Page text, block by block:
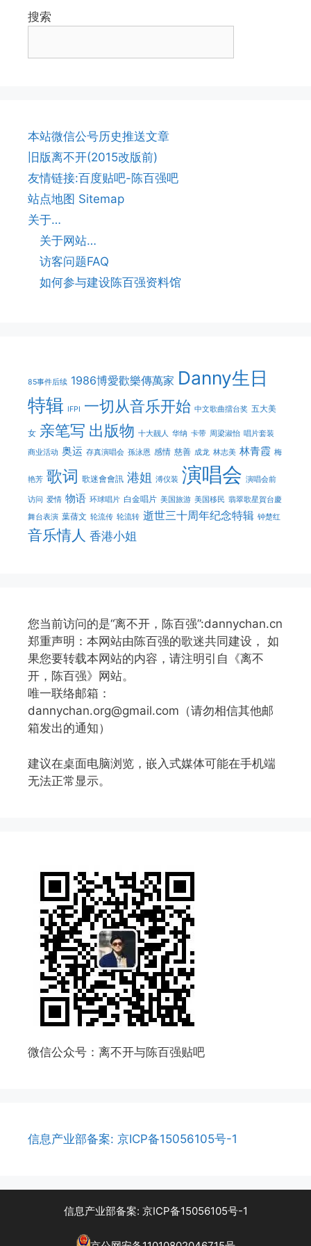
搜索
本站微信公号历史推送文章
旧版离不开(2015改版前)
友情链接:百度贴吧-陈百强吧
站点地图 Sitemap
关于…
关于网站…
访客问题FAQ
如何参与建设陈百强资料馆
85事件后续 1986博愛歡樂傳萬家 Danny生日
特辑 IFPI 一切从音乐开始 中文歌曲擂台奖 五大美
女 亲笔写 出版物 十大靓人 华纳 卡带 周梁淑怡 唱片套装
商业活动 奥运 存真演唱会 孫泳恩 感情 慈善 成龙 林志美 林青霞 梅
艳芳 歌词 歌迷會會訊 港姐 溥仪装 演唱会 演唱会前
访问 爱情 物语 环球唱片 白金唱片 美国旅游 美国移民 翡翠歌星賀台慶
舞台表演 葉蒨文 轮流传 轮流转 逝世三十周年纪念特辑 钟楚红
音乐情人 香港小姐
您当前访问的是“离不开，陈百强”:dannychan.cn
郑重声明：本网站由陈百强的歌迷共同建设， 如
果您要转载本网站的内容，请注明引自《离不
开，陈百强》网站。
唯一联络邮箱：
dannychan.org@gmail.com（请勿相信其他邮
箱发出的通知）
建议在桌面电脑浏览，嵌入式媒体可能在手机端
无法正常显示。
微信公众号：离不开与陈百强贴吧
信息产业部备案: 京ICP备15056105号-1
信息产业部备案: 京ICP备15056105号-1